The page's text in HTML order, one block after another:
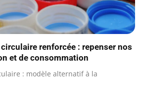
renforcée : repenser nos
et de consommation
: modèle alternatif à la